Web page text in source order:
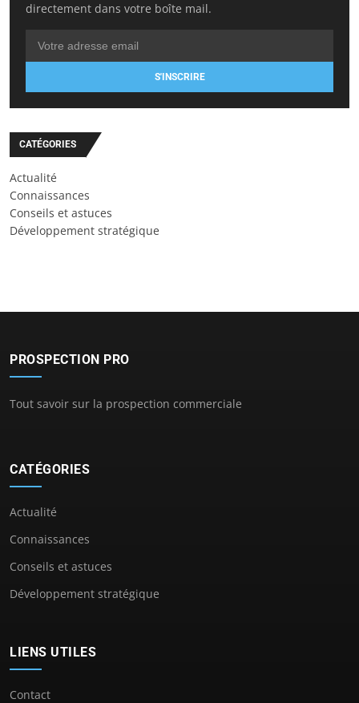
directement dans votre boîte mail.
S'INSCRIRE
CATÉGORIES
Actualité
Connaissances
Conseils et astuces
Développement stratégique
PROSPECTION PRO
Tout savoir sur la prospection commerciale
CATÉGORIES
Actualité
Connaissances
Conseils et astuces
Développement stratégique
LIENS UTILES
Contact